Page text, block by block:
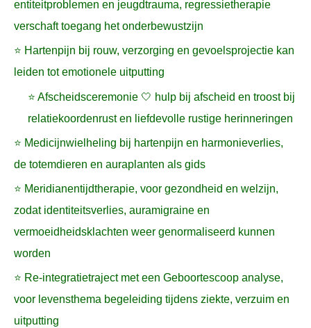
entiteitproblemen en jeugdtrauma, regressietherapie
verschaft toegang het onderbewustzijn
⭐ Hartenpijn bij rouw, verzorging en gevoelsprojectie kan
leiden tot emotionele uitputting
⭐ Afscheidsceremonie 🤍 hulp bij afscheid en troost bij
relatiekoordenrust en liefdevolle rustige herinneringen
⭐ Medicijnwielheling bij hartenpijn en harmonieverlies,
de totemdieren en auraplanten als gids
⭐ Meridianentijdtherapie, voor gezondheid en welzijn,
zodat identiteitsverlies, auramigraine en
vermoeidheidsklachten weer genormaliseerd kunnen
worden
⭐ Re-integratietraject met een Geboortescoop analyse,
voor levensthema begeleiding tijdens ziekte, verzuim en
uitputting